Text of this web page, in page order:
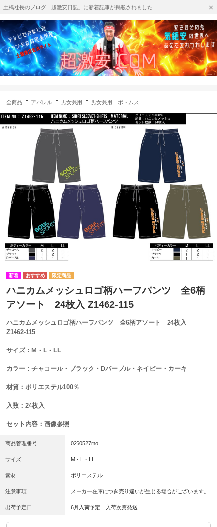
土橋社長のブログ「超激安日記」に新着記事が掲載されました
全商品 アパレル 男女兼用 男女兼用 ボトムス
ハニカムメッシュロゴ柄ハーフパンツ 全6柄
アソート 24枚入 Z1462-115
ハニカムメッシュロゴ柄ハーフパンツ 全6柄アソート 24枚入
Z1462-115
サイズ：M・L・LL
カラー：チャコール・ブラック・Dパープル・ネイビー・カーキ
材質：ポリエステル100％
入数：24枚入
セット内容：画像参照
商品管理番号 0260527mo
サイズ M・L・LL
素材 ポリエステル
注意事項 メーカー在庫につき売り違いが生じる場合がございます。
出荷予定日 6月入荷予定 入荷次第発送